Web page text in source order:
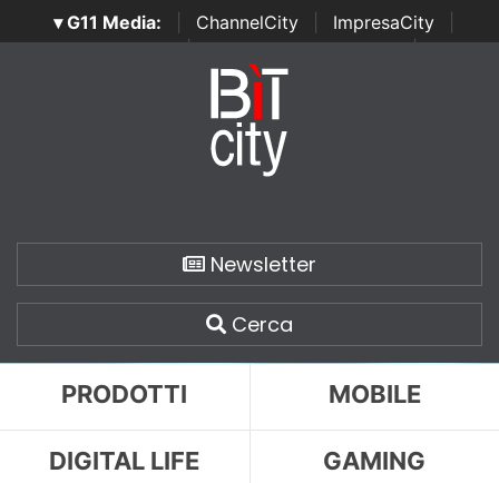
▾ G11 Media: ChannelCity ImpresaCity
SecurityOpenLab | Italian Channel Awards | Italian
Italian Security Awards
Newsletter
Cerca
PRODOTTI MOBILE
DIGITAL LIFE GAMING